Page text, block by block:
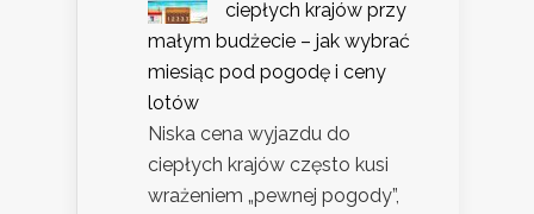
ciepłych krajów przy
małym budżecie – jak wybrać
miesiąc pod pogodę i ceny
lotów
Niska cena wyjazdu do
ciepłych krajów często kusi
wrażeniem „pewnej pogody”,